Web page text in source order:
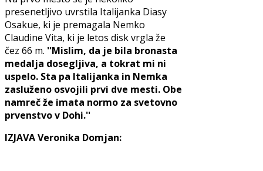
presenetljivo uvrstila Italijanka Diasy
Osakue, ki je premagala Nemko
Claudine Vita, ki je letos disk vrgla že
čez 66 m. ''Mislim, da je bila bronasta
medalja dosegljiva, a tokrat mi ni
uspelo. Sta pa Italijanka in Nemka
zasluženo osvojili prvi dve mesti. Obe
namreč že imata normo za svetovno
prvenstvo v Dohi.''
IZJAVA Veronika Domjan: